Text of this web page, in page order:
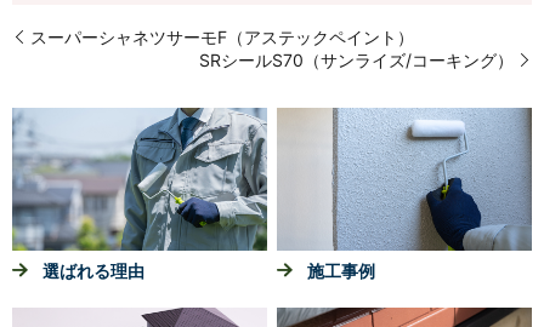
スーパーシャネツサーモF（アステックペイント）
SRシールS70（サンライズ/コーキング）
選ばれる理由 施工事例